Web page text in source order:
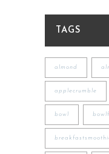
TAGS
almond
applecrumble
bowl